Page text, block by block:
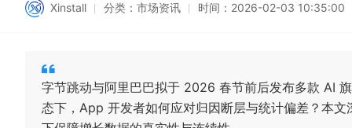
Xinstall 分类： 市场资讯 时间： 2026-02-03 10:35:00
字节跳动与阿里巴巴拟于 2026 春节前后发布多款 AI
态下，App 开发者如何应对归因断层与统计偏差？本